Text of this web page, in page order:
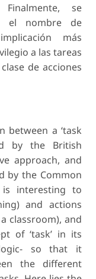
Finalmente, se
el nombre de
más
a las tareas
de acciones
between a ‘task
by the British
approach, and
by the Common
is interesting to
and actions
classroom), and
of ‘task’ in its
so that it
the different